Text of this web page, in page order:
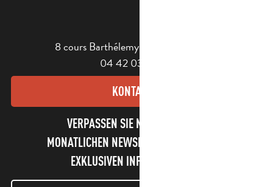
8 cours Barthélemy - 13400 Aubagne
04 42 03 49 98
KONTAKT
VERPASSEN SIE NICHT UNSEREN
MONATLICHEN NEWSLETTER UND UNSERE
EXKLUSIVEN INFORMATIONEN!